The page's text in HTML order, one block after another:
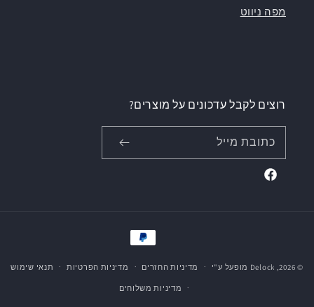
מפה ניווט
רוצים לקבל עדכונים על מוצרים?
כתובת מייל
Facebook
© 2026,
Delock מופעל ע"י מדיניות החזרים מדיניות הפרטיות תנאי שימוש
מדיניות משלוחים